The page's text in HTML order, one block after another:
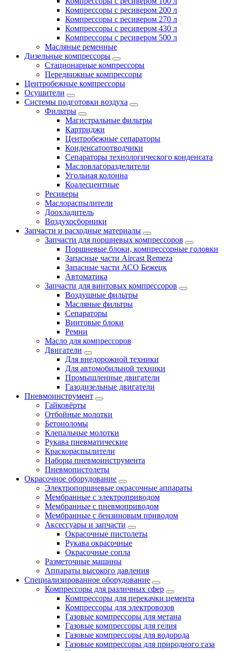
Компрессоры с ресивером 200 л
Компрессоры с ресивером 270 л
Компрессоры с ресивером 430 л
Компрессоры с ресивером 500 л
Масляные ременные
Дизельные компрессоры
Стационарные компрессоры
Передвижные компрессоры
Центробежные компрессоры
Осушители
Системы подготовки воздуха
Фильтры
Магистральные фильтры
Картриджи
Центробежные сепараторы
Конденсатоотводчики
Сепараторы технологического конденсата
Масловлагоразделители
Угольная колонна
Коалесцентные
Ресиверы
Маслораспылители
Доохладитель
Воздухосборники
Запчасти и расходные материалы
Запчасти для поршневых компрессоров
Поршневые блоки, компрессорные головки
Запасные части Aircast Remeza
Запасные части АСО Бежецк
Автоматика
Запчасти для винтовых компрессоров
Воздушные фильтры
Масляные фильтры
Сепараторы
Винтовые блоки
Ремни
Масло для компрессоров
Двигатели
Для внедорожной техники
Для автомобильной техники
Промышленные двигатели
Газодизельные двигатели
Пневмоинструмент
Гайковёрты
Отбойные молотки
Бетоноломы
Клепальные молотки
Рукава пневматические
Краскораспылители
Наборы пневмоинструмента
Пневмопистолеты
Окрасочное оборудование
Электропоршневые окрасочные аппараты
Мембранные с электроприводом
Мембранные с пневмоприводом
Мембранные с бензиновым приводом
Аксессуары и запчасти
Окрасочные пистолеты
Рукава окрасочные
Окрасочные сопла
Разметочные машины
Аппараты высокого давления
Специализированное оборудование
Компрессоры для различных сфер
Компрессоры для перекачки цемента
Компрессоры для электровозов
Газовые компрессоры для метана
Газовые компрессоры для гелия
Газовые компрессоры для водорода
Газовые компрессоры для природного газа